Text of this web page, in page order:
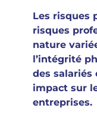
Les risques
risques
nature
l’intégrité
des salariés
impact sur
entreprises.